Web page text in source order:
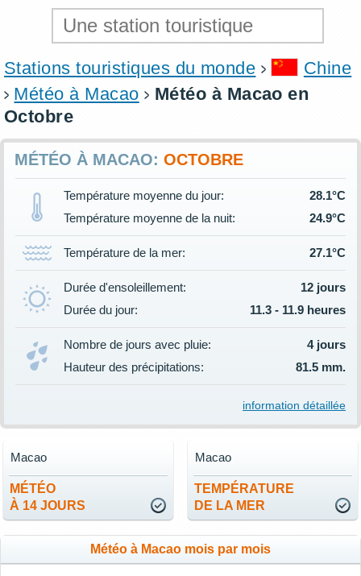
Stations touristiques du monde
Chine
Météo à Macao
Météo à Macao en
Octobre
MÉTÉO À MACAO: OCTOBRE
Température moyenne du jour:
28.1°C
Température moyenne de la nuit:
24.9°C
Température de la mer: 27.1°C
Durée d'ensoleillement:
12 jours
Durée du jour:
11.3 - 11.9 heures
Nombre de jours avec pluie:
4 jours
Hauteur des précipitations:
81.5 mm.
information détaillée
MÉTÉO
À 14 JOURS
Macao
TEMPÉRATURE
DE LA MER
Macao
Météo à Macao mois par mois